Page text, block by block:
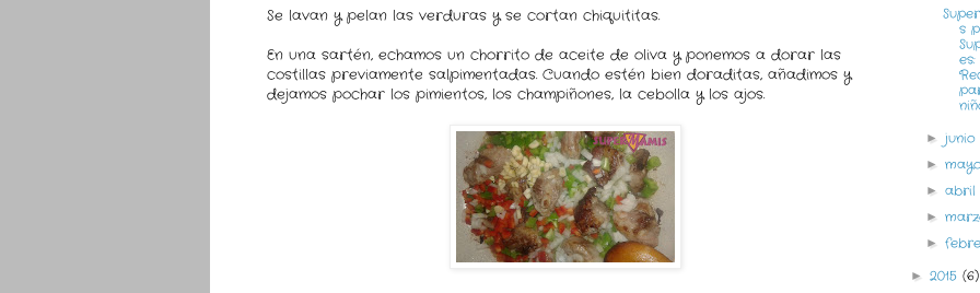
Se lavan y pelan las verduras y se cortan chiquititas.
En una sartén, echamos un chorrito de aceite de oliva y ponemos a dorar las
costillas previamente salpimentadas. Cuando estén bien doraditas, añadimos y
dejamos pochar los pimientos, los champiñones, la cebolla y los ajos.
s
es:
►
►
►
►
►
► 2015 (6)